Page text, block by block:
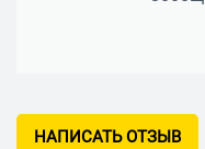
НАПИСАТЬ ОТЗЫВ